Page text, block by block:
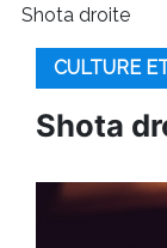
Shota droite
CULTURE
Shota